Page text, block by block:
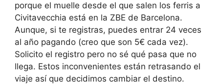
porque el muelle desde el que salen los ferris a
Civitavecchia está en la ZBE de Barcelona.
Aunque, si te registras, puedes entrar 24 veces
al año pagando (creo que son 5€ cada vez).
Solicito el registro pero no sé qué pasa que no
llega. Estos inconvenientes están retrasando el
viaje así que decidimos cambiar el destino.